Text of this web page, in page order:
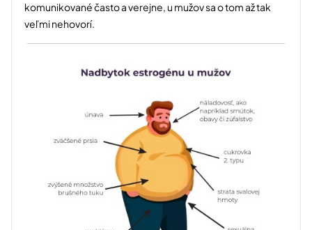
komunikované často a verejne, u mužov sa o tom až tak
veľmi nehovorí.